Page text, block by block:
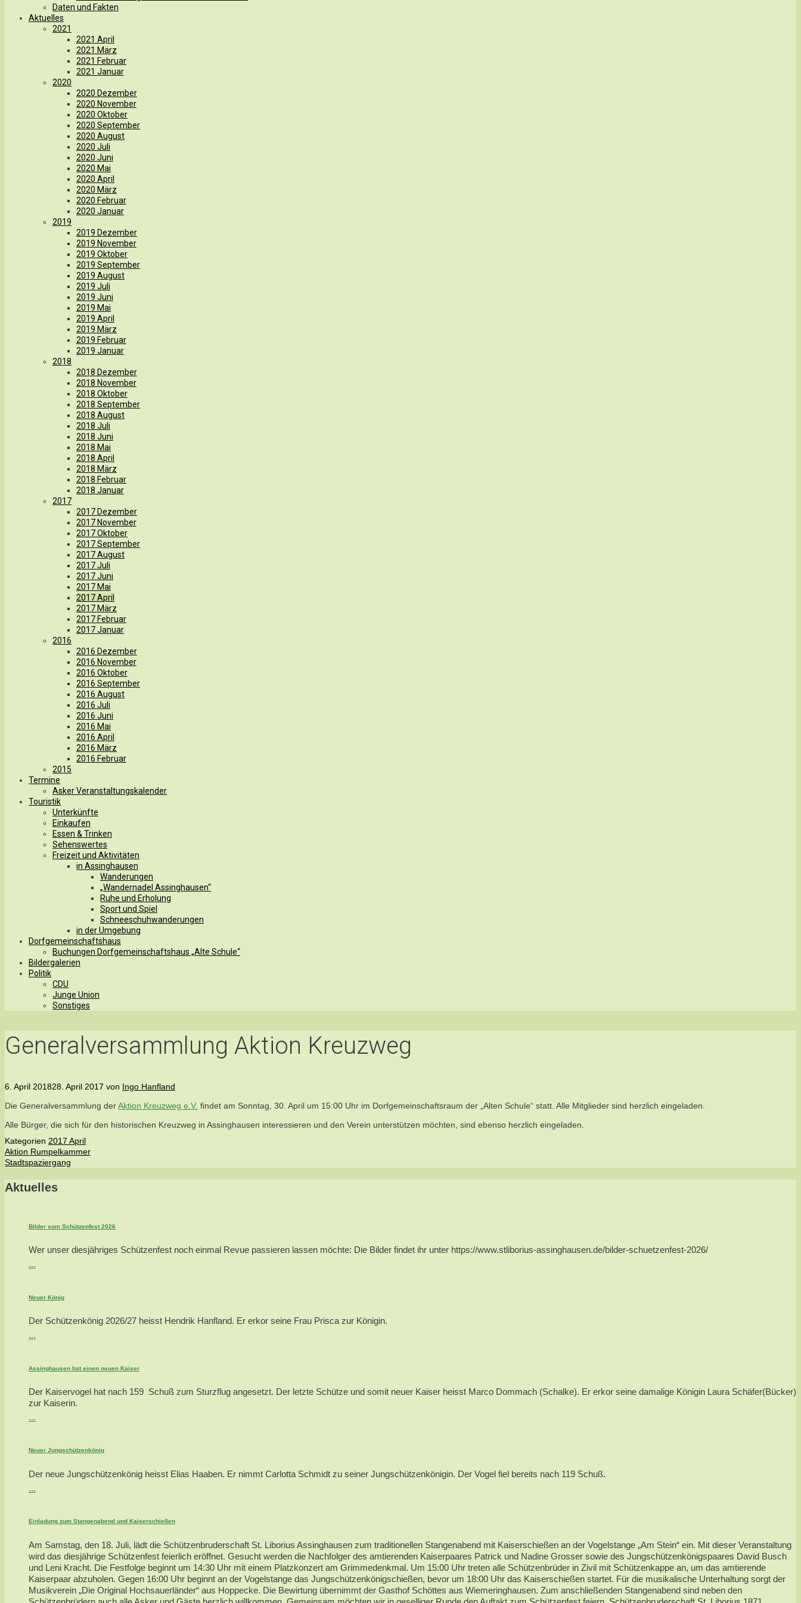
Daten und Fakten
Aktuelles
2021
2021 April
2021 März
2021 Februar
2021 Januar
2020
2020 Dezember
2020 November
2020 Oktober
2020 September
2020 August
2020 Juli
2020 Juni
2020 Mai
2020 April
2020 März
2020 Februar
2020 Januar
2019
2019 Dezember
2019 November
2019 Oktober
2019 September
2019 August
2019 Juli
2019 Juni
2019 Mai
2019 April
2019 März
2019 Februar
2019 Januar
2018
2018 Dezember
2018 November
2018 Oktober
2018 September
2018 August
2018 Juli
2018 Juni
2018 Mai
2018 April
2018 März
2018 Februar
2018 Januar
2017
2017 Dezember
2017 November
2017 Oktober
2017 September
2017 August
2017 Juli
2017 Juni
2017 Mai
2017 April
2017 März
2017 Februar
2017 Januar
2016
2016 Dezember
2016 November
2016 Oktober
2016 September
2016 August
2016 Juli
2016 Juni
2016 Mai
2016 April
2016 März
2016 Februar
2015
Termine
Asker Veranstaltungskalender
Touristik
Unterkünfte
Einkaufen
Essen & Trinken
Sehenswertes
Freizeit und Aktivitäten
in Assinghausen
Wanderungen
„Wandernadel Assinghausen“
Ruhe und Erholung
Sport und Spiel
Schneeschuhwanderungen
in der Umgebung
Dorfgemeinschaftshaus
Buchungen Dorfgemeinschaftshaus „Alte Schule“
Bildergalerien
Politik
CDU
Junge Union
Sonstiges
Generalversammlung Aktion Kreuzweg
6. April 201828. April 2017 von Ingo Hanfland
Die Generalversammlung derAktion Kreuzweg e.V. findet am Sonntag, 30. April um 15:00 Uhr im Dorfgemeinschaftsraum der „Alten Schule“ statt. Alle Mitglieder sind herzlich eingeladen.
Alle Bürger, die sich für den historischen Kreuzweg in Assinghausen interessieren und den Verein unterstützen möchten, sind ebenso herzlich eingeladen.
Kategorien 2017 April
Aktion Rumpelkammer
Stadtspaziergang
Aktuelles
Bilder vom Schützenfest 2026
Wer unser diesjähriges Schützenfest noch einmal Revue passieren lassen möchte: Die Bilder findet ihr unter https://www.stliborius-assinghausen.de/bilder-schuetzenfest-2026/
...
Neuer König
Der Schützenkönig 2026/27 heisst Hendrik Hanfland. Er erkor seine Frau Prisca zur Königin.
...
Assinghausen hat einen neuen Kaiser
Der Kaiservogel hat nach 159 Schuß zum Sturzflug angesetzt. Der letzte Schütze und somit neuer Kaiser heisst Marco Dommach (Schalke). Er erkor seine damalige Königin Laura Schäfer(Bücker)
zur Kaiserin.
...
Neuer Jungschützenkönig
Der neue Jungschützenkönig heisst Elias Haaben. Er nimmt Carlotta Schmidt zu seiner Jungschützenkönigin. Der Vogel fiel bereits nach 119 Schuß.
...
Einladung zum Stangenabend und Kaiserschießen
Am Samstag, den 18. Juli, lädt die Schützenbruderschaft St. Liborius Assinghausen zum traditionellen Stangenabend mit Kaiserschießen an der Vogelstange „Am Stein“ ein. Mit dieser Veranstaltung
wird das diesjährige Schützenfest feierlich eröffnet. Gesucht werden die Nachfolger des amtierenden Kaiserpaares Patrick und Nadine Grosser sowie des Jungschützenkönigspaares David Busch
und Leni Kracht. Die Festfolge beginnt um 14:30 Uhr mit einem Platzkonzert am Grimmedenkmal. Um 15:00 Uhr treten alle Schützenbrüder in Zivil mit Schützenkappe an, um das amtierende
Kaiserpaar abzuholen. Gegen 16:00 Uhr beginnt an der Vogelstange das Jungschützenkönigschießen, bevor um 18:00 Uhr das Kaiserschießen startet. Für die musikalische Unterhaltung sorgt der
Musikverein „Die Original Hochsauerländer“ aus Hoppecke. Die Bewirtung übernimmt der Gasthof Schöttes aus Wiemeringhausen. Zum anschließenden Stangenabend sind neben den